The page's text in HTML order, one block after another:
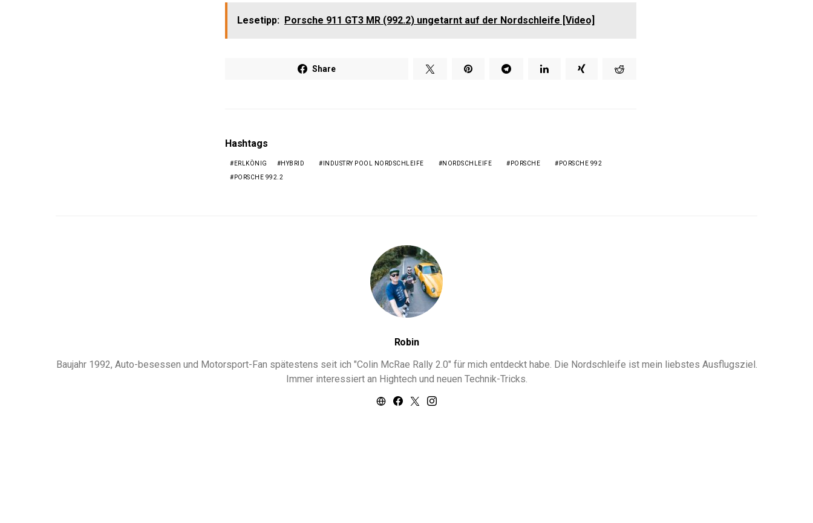
Lesetipp: Porsche 911 GT3 MR (992.2) ungetarnt auf der Nordschleife [Video]
Share
Hashtags
ERLKÖNIG HYBRID INDUSTRY POOL NORDSCHLEIFE NORDSCHLEIFE PORSCHE PORSCHE 992
PORSCHE 992.2
Robin
Baujahr 1992, Auto-besessen und Motorsport-Fan spätestens seit ich "Colin McRae Rally 2.0" für mich entdeckt habe. Die Nordschleife ist mein liebstes Ausflugsziel.
Immer interessiert an Hightech und neuen Technik-Tricks.